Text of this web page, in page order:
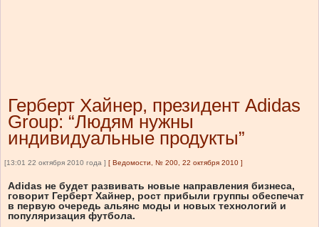
Герберт Хайнер, президент Adidas
Group: “Людям нужны
индивидуальные продукты”
[13:01 22 октября 2010 года ] [ Ведомости, № 200, 22 октября 2010 ]
Adidas не будет развивать новые направления бизнеса,
говорит Герберт Хайнер, рост прибыли группы обеспечат
в первую очередь альянс моды и новых технологий и
популяризация футбола.